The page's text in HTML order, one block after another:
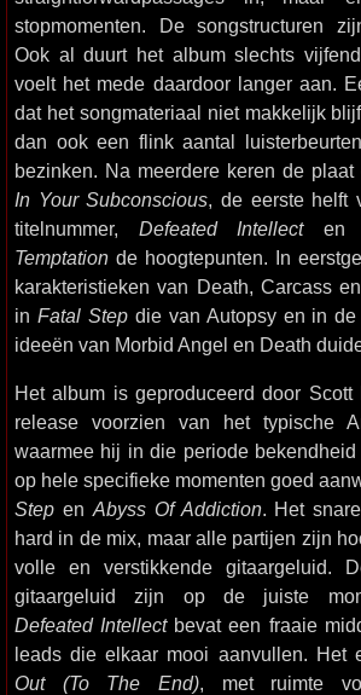
stopmomenten. De songstructuren
Ook al duurt het album slechts
voelt het mede daardoor langer aan.
dat het songmateriaal niet makkelijk
dan ook een flink aantal
bezinken. Na meerdere keren de plaat
In Your Subconscious, de eerste helft
titelnummer, Defeated Intellecten
Temptation de hoogtepunten. In
karakteristieken van Death, Carcass
in Fatal Stepdie van Autopsy en in
ideeën van Morbid Angel en Death
Het album is geproduceerd door
release voorzien van het typische
waarmee hij in die periode
op hele specifieke momenten goed
Step en Abyss Of Addiction. Het
hard in de mix, maar alle partijen zijn
volle en verstikkende gitaargeluid.
gitaargeluid zijn op de juiste
Defeated Intellectbevat een fraaie
leads die elkaar mooi aanvullen. Het
Out (To The End), met ruimte